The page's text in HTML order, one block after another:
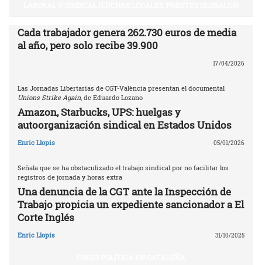
Cada trabajador genera 262.730 euros de media
al año, pero solo recibe 39.900
17/04/2026
Las Jornadas Libertarias de CGT-València presentan el documental
Unions Strike Again, de Eduardo Lozano
Amazon, Starbucks, UPS: huelgas y
autoorganización sindical en Estados Unidos
Enric Llopis 05/01/2026
Señala que se ha obstaculizado el trabajo sindical por no facilitar los
registros de jornada y horas extra
Una denuncia de la CGT ante la Inspección de
Trabajo propicia un expediente sancionador a El
Corte Inglés
Enric Llopis 31/10/2025